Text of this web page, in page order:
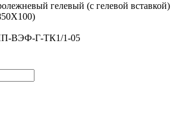
гелевый (с гелевой вставкой)
ВЭФ-Г-ТК1/1-05